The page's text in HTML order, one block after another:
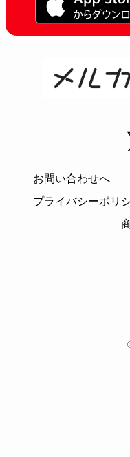
お問い合わせへ
プライバシーポリ